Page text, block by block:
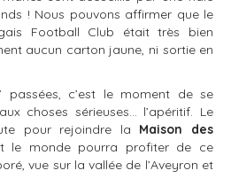
! Nous pouvons affirmer que le
Football Club était très bien
aucun carton jaune, ni sortie en
passées, c’est le moment de se
choses sérieuses… l’apéritif. Le
pour rejoindre la Maison des
le monde pourra profiter de ce
vue sur la vallée de l’Aveyron et